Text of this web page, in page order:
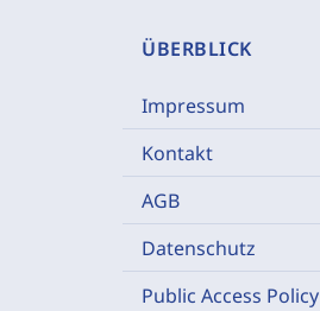
ÜBERBLICK
Impressum
Kontakt
AGB
Datenschutz
Public Access Policy